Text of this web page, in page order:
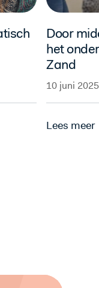
Door
het
Zand
10 juni 2025
Lees meer